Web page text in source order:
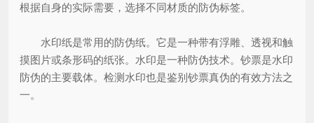
根据自身的实际需要，选择不同材质的防伪标签。
水印纸是常用的防伪纸。它是一种带有浮雕、透视和触
摸图片或条形码的纸张。水印是一种防伪技术。钞票是水印
防伪的主要载体。检测水印也是鉴别钞票真伪的有效方法之
一。